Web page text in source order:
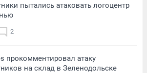
пытались атаковать логоцентр
2
прокомментировал атаку
на склад в Зеленодольске